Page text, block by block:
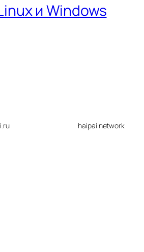
и Windows
haipai network